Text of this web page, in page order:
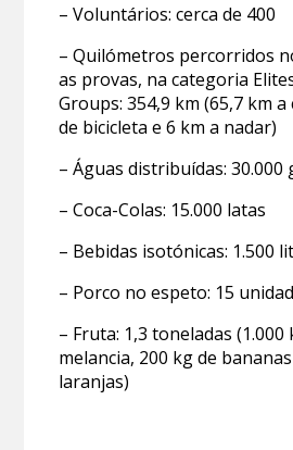
– Voluntários: cerca de 400
– Quilómetros percorridos
as provas, na categoria
Groups: 354,9 km (65,7 km
de bicicleta e 6 km a nadar)
– Águas distribuídas: 30.000
– Coca-Colas: 15.000 latas
– Bebidas isotónicas: 1.500
– Porco no espeto: 15
– Fruta: 1,3 toneladas (1.000
melancia, 200 kg de
laranjas)